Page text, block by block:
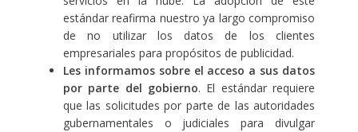
estándar reafirma nuestro ya largo compromiso
de no utilizar los datos de los clientes
empresariales para propósitos de publicidad.
Les informamos sobre el acceso a sus datos
por parte del gobierno. El estándar requiere
que las solicitudes por parte de las autoridades
gubernamentales o judiciales para divulgar